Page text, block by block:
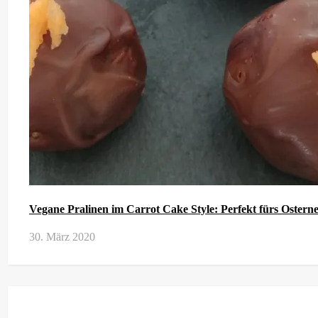
Vegane Pralinen im Carrot Cake Style: Perfekt fürs
30. März 2020